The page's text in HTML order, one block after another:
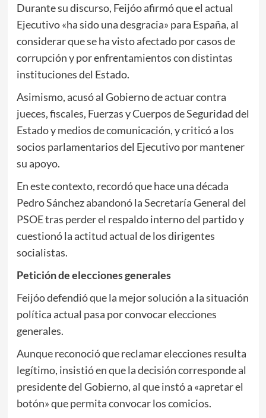
Durante su discurso, Feijóo afirmó que el actual
Ejecutivo «ha sido una desgracia» para España, al
considerar que se ha visto afectado por casos de
corrupción y por enfrentamientos con distintas
instituciones del Estado.
Asimismo, acusó al Gobierno de actuar contra
jueces, fiscales, Fuerzas y Cuerpos de Seguridad del
Estado y medios de comunicación, y criticó a los
socios parlamentarios del Ejecutivo por mantener
su apoyo.
En este contexto, recordó que hace una década
Pedro Sánchez abandonó la Secretaría General del
PSOE tras perder el respaldo interno del partido y
cuestionó la actitud actual de los dirigentes
socialistas.
Petición de elecciones generales
Feijóo defendió que la mejor solución a la situación
política actual pasa por convocar elecciones
generales.
Aunque reconoció que reclamar elecciones resulta
legítimo, insistió en que la decisión corresponde al
presidente del Gobierno, al que instó a «apretar el
botón» que permita convocar los comicios.